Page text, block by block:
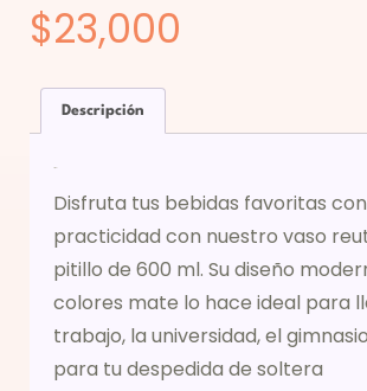
$23,000
Descripción
Disfruta tus bebidas favoritas
practicidad con nuestro vaso
pitillo de 600 ml. Su diseño
colores mate lo hace ideal para
trabajo, la universidad, el
para tu despedida de soltera